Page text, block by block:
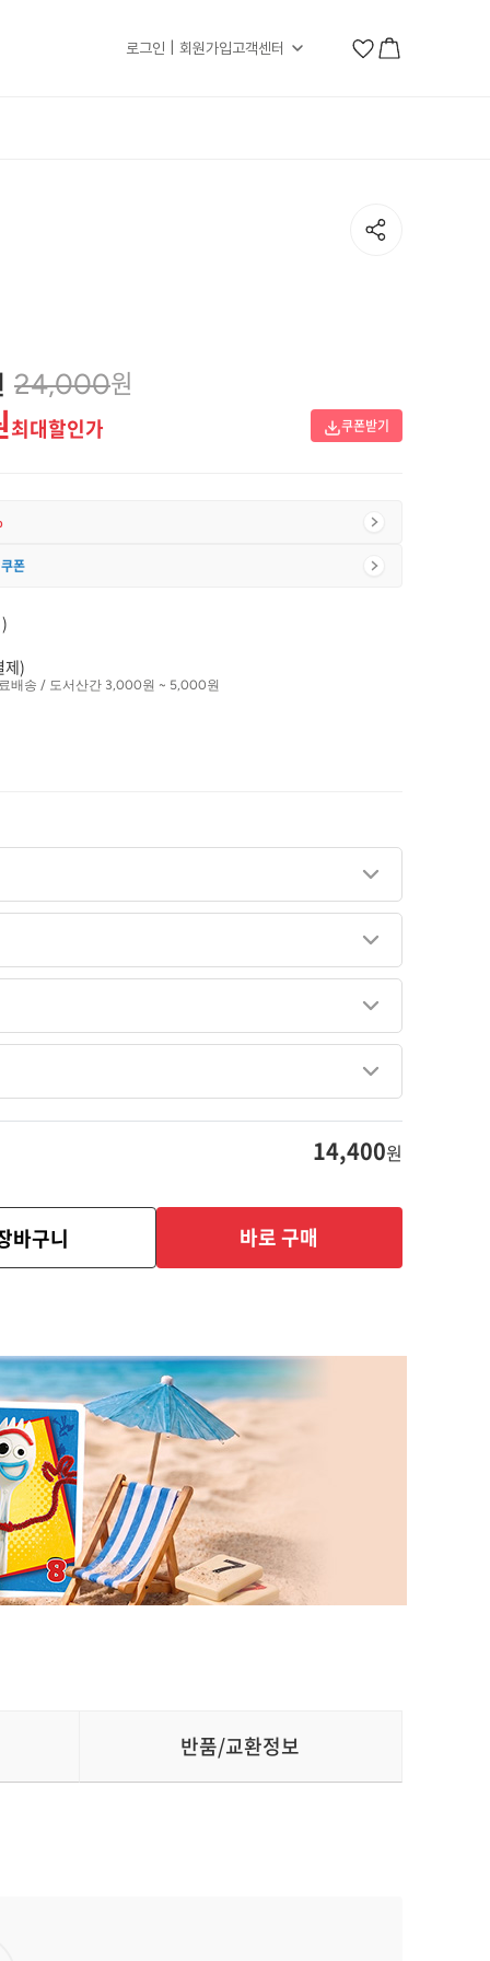
로그인 | 회원가입고객센터
24,000원
최대할인가 쿠폰받기
폰
제)
배송 / 도서산간 3,000원 ~ 5,000원
14,400원
바구니 바로 구매
반품/교환정보